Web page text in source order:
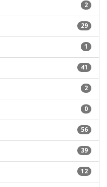
2
29
1
41
2
0
56
39
12